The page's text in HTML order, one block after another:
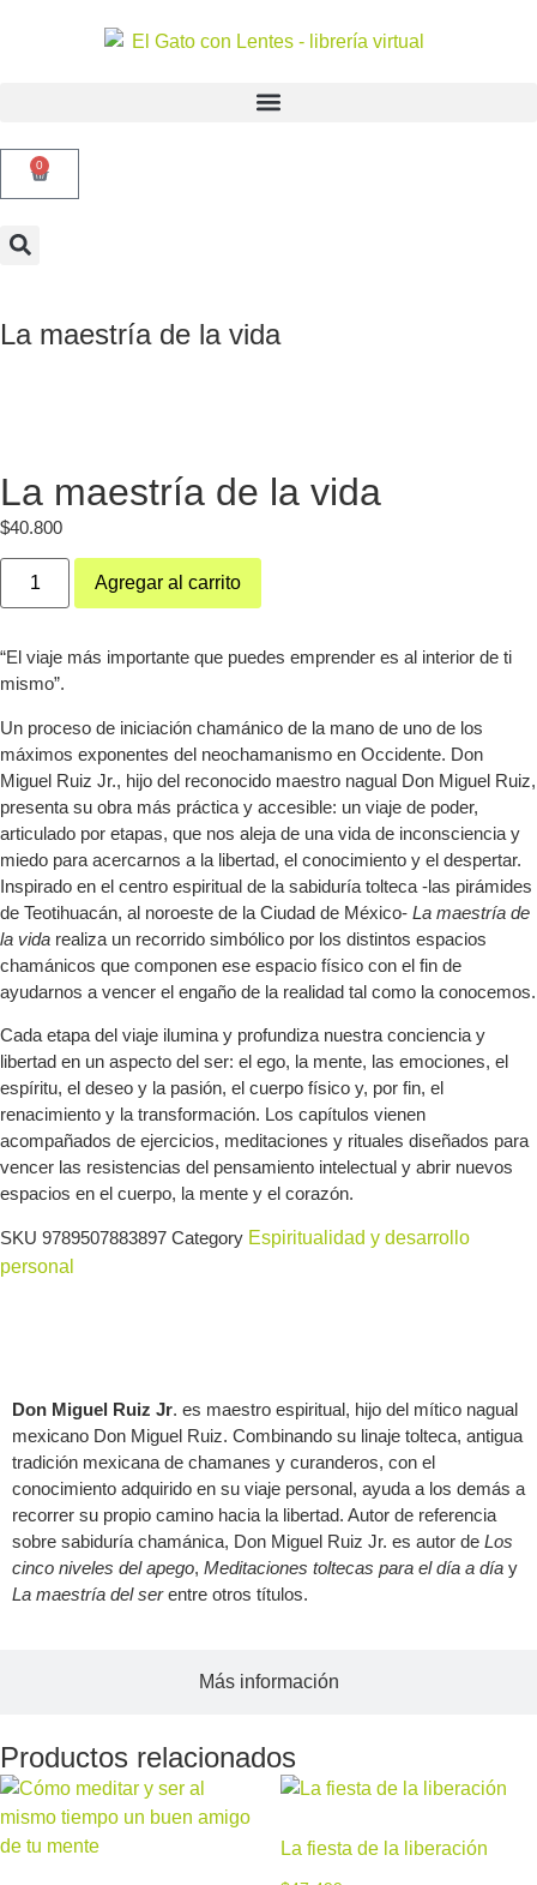
0
La maestría de la vida
La maestría de la vida
$40.800
Agregar al carrito
“El viaje más importante que puedes emprender es al interior de ti
mismo”.
Un proceso de iniciación chamánico de la mano de uno de los
máximos exponentes del neochamanismo en Occidente. Don
Miguel Ruiz Jr., hijo del reconocido maestro nagual Don Miguel Ruiz,
presenta su obra más práctica y accesible: un viaje de poder,
articulado por etapas, que nos aleja de una vida de inconsciencia y
miedo para acercarnos a la libertad, el conocimiento y el despertar.
Inspirado en el centro espiritual de la sabiduría tolteca -las pirámides
de Teotihuacán, al noroeste de la Ciudad de México- La maestría de
la vida realiza un recorrido simbólico por los distintos espacios
chamánicos que componen ese espacio físico con el fin de
ayudarnos a vencer el engaño de la realidad tal como la conocemos.
Cada etapa del viaje ilumina y profundiza nuestra conciencia y
libertad en un aspecto del ser: el ego, la mente, las emociones, el
espíritu, el deseo y la pasión, el cuerpo físico y, por fin, el
renacimiento y la transformación. Los capítulos vienen
acompañados de ejercicios, meditaciones y rituales diseñados para
vencer las resistencias del pensamiento intelectual y abrir nuevos
espacios en el cuerpo, la mente y el corazón.
SKU 9789507883897 Category Espiritualidad y desarrollo
personal
Más información
Don Miguel Ruiz Jr. es maestro espiritual, hijo del mítico nagual
mexicano Don Miguel Ruiz. Combinando su linaje tolteca, antigua
tradición mexicana de chamanes y curanderos, con el
conocimiento adquirido en su viaje personal, ayuda a los demás a
recorrer su propio camino hacia la libertad. Autor de referencia
sobre sabiduría chamánica, Don Miguel Ruiz Jr. es autor de Los
cinco niveles del apego, Meditaciones toltecas para el día a día y
La maestría del serentre otros títulos.
Productos relacionados
La fiesta de la liberación